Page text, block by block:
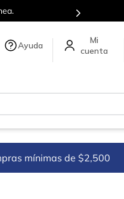
Ayuda
mínimas de $2,500